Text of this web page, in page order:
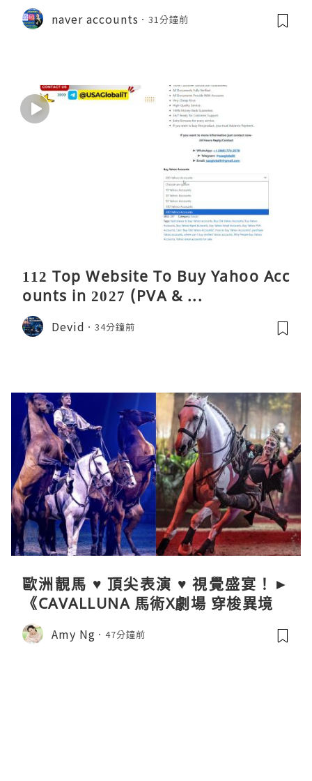
naver accounts 31分鐘前
112 Top Website To Buy Yahoo Acc
ounts in 2027 (PVA & ...
Devid 34分鐘前
歐洲靚馬 ♥ 頂尖表演 ♥ 視覺盛宴！►
《CAVALLUNA 馬術X劇場 穿梭異境》
Amy Ng 47分鐘前